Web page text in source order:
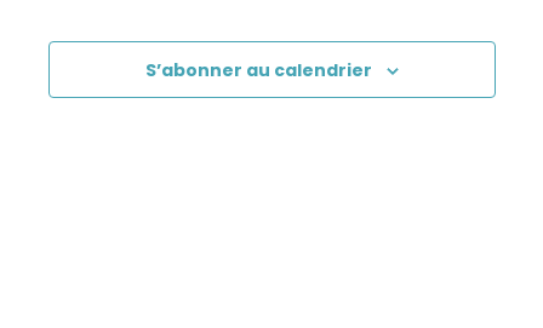
S’abonner au calendrier